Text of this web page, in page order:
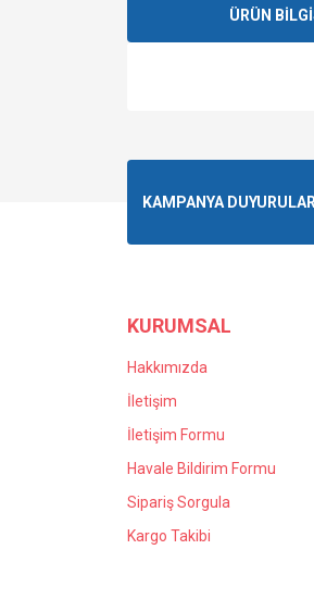
ÜRÜN
Ürün resmi
Bu ürüne benzer
KAMPANYA
KURUMSAL
Hakkımızda
İletişim
İletişim Formu
Havale Bildirim Formu
Sipariş Sorgula
Kargo Takibi